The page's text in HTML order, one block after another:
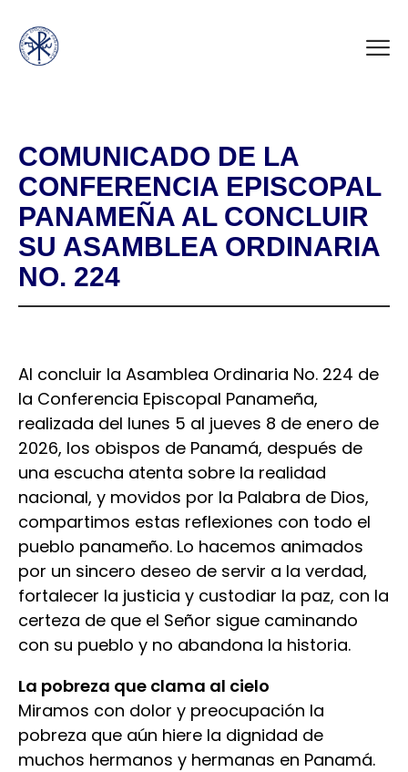
COMUNICADO DE LA
CONFERENCIA EPISCOPAL
PANAMEÑA AL CONCLUIR
SU ASAMBLEA ORDINARIA
NO. 224
Al concluir la Asamblea Ordinaria No. 224 de
la Conferencia Episcopal Panameña,
realizada del lunes 5 al jueves 8 de enero de
2026, los obispos de Panamá, después de
una escucha atenta sobre la realidad
nacional, y movidos por la Palabra de Dios,
compartimos estas reflexiones con todo el
pueblo panameño. Lo hacemos animados
por un sincero deseo de servir a la verdad,
fortalecer la justicia y custodiar la paz, con la
certeza de que el Señor sigue caminando
con su pueblo y no abandona la historia.
La pobreza que clama al cielo
Miramos con dolor y preocupación la
pobreza que aún hiere la dignidad de
muchos hermanos y hermanas en Panamá.